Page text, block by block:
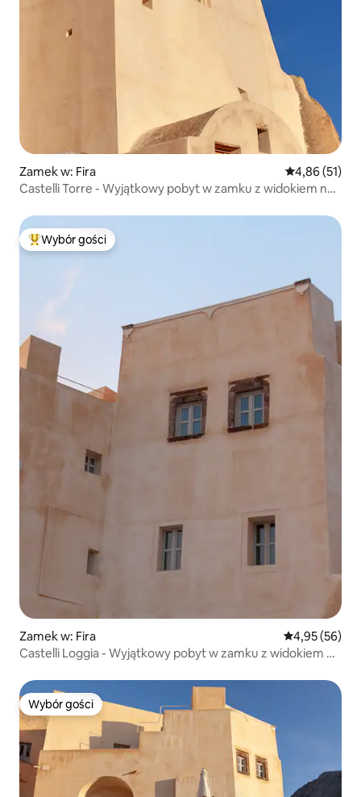
Zamek w: Fira Średnia
4,86 (51)
Castelli Torre - Wyjątkowy pobyt w zamku z widokiem na
Najpopularniejsze z kategorii Wybór gości
Wybór gości
Zamek w: Fira Średnia
4,95 (56)
Castelli Loggia - Wyjątkowy pobyt w zamku z widokiem na
Wybór gości
Wybór gości